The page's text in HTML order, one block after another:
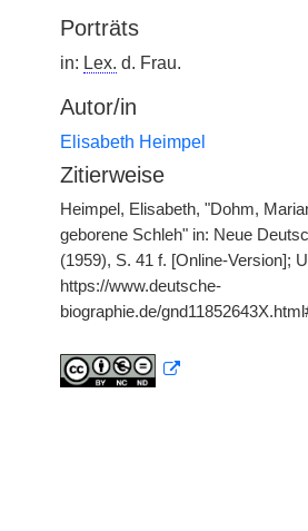
Porträts
in: Lex. d. Frau.
Autor/in
Elisabeth Heimpel
Zitierweise
Heimpel, Elisabeth, "Dohm,
geborene Schleh" in: Neue
(1959), S. 41 f. [Online-Version];
https://www.deutsche-
biographie.de/